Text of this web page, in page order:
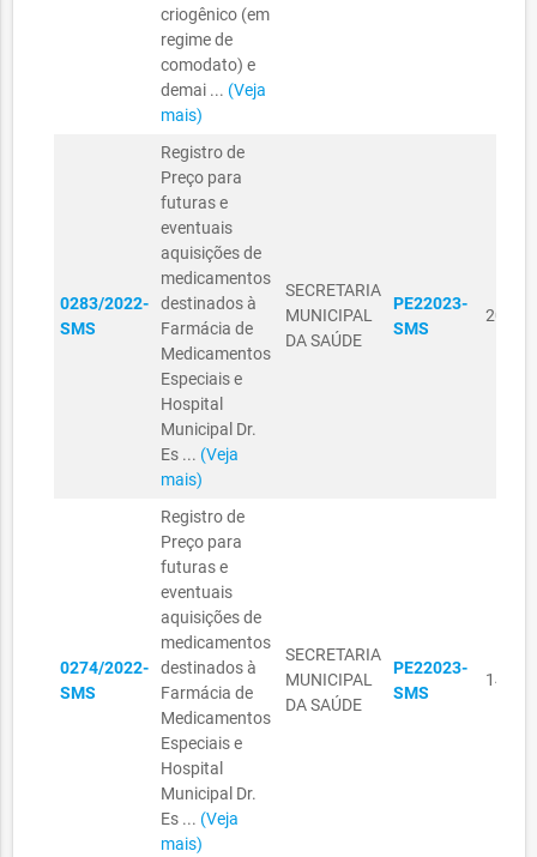
criogênico (em
regime de
comodato) e
demai ... (Veja
mais)
0283/2022-
SMS
Registro de
Preço para
futuras e
eventuais
aquisições de
medicamentos
destinados à
Farmácia de
Medicamentos
Especiais e
Hospital
Municipal Dr.
Es ... (Veja
mais)
SECRETARIA
MUNICIPAL
DA SAÚDE
PE22023-
SMS
20/
0274/2022-
SMS
Registro de
Preço para
futuras e
eventuais
aquisições de
medicamentos
destinados à
Farmácia de
Medicamentos
Especiais e
Hospital
Municipal Dr.
Es ... (Veja
mais)
SECRETARIA
MUNICIPAL
DA SAÚDE
PE22023-
SMS
14/